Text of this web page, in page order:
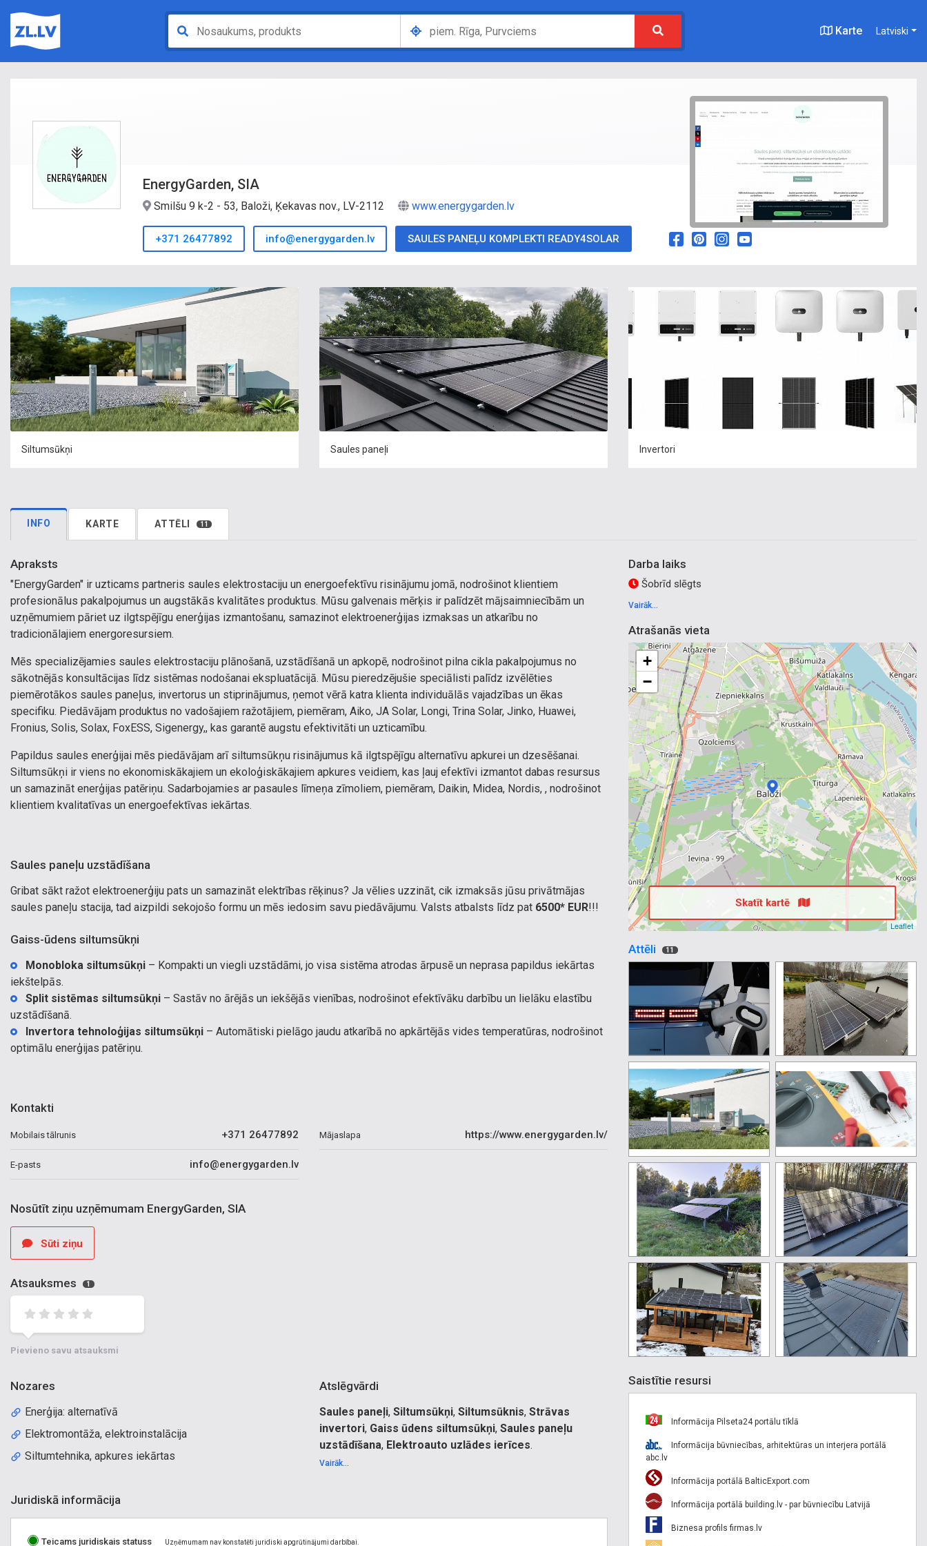
Karte Latviski
EnergyGarden, SIA
Smilšu 9 k-2 - 53, Baloži, Ķekavas nov., LV-2112 www.energygarden.lv
+371 26477892 info@energygarden.lv SAULES PANEĻU KOMPLEKTI READY4SOLAR
Siltumsūkņi Saules paneļi Invertori
INFO KARTE ATTĒLI 11
Apraksts
"EnergyGarden" ir uzticams partneris saules elektrostaciju un energoefektīvu risinājumu jomā, nodrošinot klientiem
profesionālus pakalpojumus un augstākās kvalitātes produktus. Mūsu galvenais mērķis ir palīdzēt mājsaimniecībām un
uzņēmumiem pāriet uz ilgtspējīgu enerģijas izmantošanu, samazinot elektroenerģijas izmaksas un atkarību no
tradicionālajiem energoresursiem.
Mēs specializējamies saules elektrostaciju plānošanā, uzstādīšanā un apkopē, nodrošinot pilna cikla pakalpojumus no
sākotnējās konsultācijas līdz sistēmas nodošanai ekspluatācijā. Mūsu pieredzējušie speciālisti palīdz izvēlēties
piemērotākos saules paneļus, invertorus un stiprinājumus, ņemot vērā katra klienta individuālās vajadzības un ēkas
specifiku. Piedāvājam produktus no vadošajiem ražotājiem, piemēram, Aiko, JA Solar, Longi, Trina Solar, Jinko, Huawei,
Fronius, Solis, Solax, FoxESS, Sigenergy,, kas garantē augstu efektivitāti un uzticamību.
Papildus saules enerģijai mēs piedāvājam arī siltumsūkņu risinājumus kā ilgtspējīgu alternatīvu apkurei un dzesēšanai.
Siltumsūkņi ir viens no ekonomiskākajiem un ekoloģiskākajiem apkures veidiem, kas ļauj efektīvi izmantot dabas resursus
un samazināt enerģijas patēriņu. Sadarbojamies ar pasaules līmeņa zīmoliem, piemēram, Daikin, Midea, Nordis, , nodrošinot
klientiem kvalitatīvas un energoefektīvas iekārtas.
Saules paneļu uzstādīšana
Gribat sākt ražot elektroenerģiju pats un samazināt elektrības rēķinus? Ja vēlies uzzināt, cik izmaksās jūsu privātmājas
saules paneļu stacija, tad aizpildi sekojošo formu un mēs iedosim savu piedāvājumu. Valsts atbalsts līdz pat 6500* EUR!!!
Gaiss-ūdens siltumsūkņi
Monobloka siltumsūkņi – Kompakti un viegli uzstādāmi, jo visa sistēma atrodas ārpusē un neprasa papildus iekārtas
iekštelpās.
Split sistēmas siltumsūkņi – Sastāv no ārējās un iekšējās vienības, nodrošinot efektīvāku darbību un lielāku elastību
uzstādīšanā.
Invertora tehnoloģijas siltumsūkņi – Automātiski pielāgo jaudu atkarībā no apkārtējās vides temperatūras, nodrošinot
optimālu enerģijas patēriņu.
Kontakti
Mobilais tālrunis +371 26477892
E-pasts info@energygarden.lv
Mājaslapa https://www.energygarden.lv/
Nosūtīt ziņu uzņēmumam EnergyGarden, SIA
Sūti ziņu
Atsauksmes 1
Pievieno savu atsauksmi
Nozares
Enerģija: alternatīvā
Elektromontāža, elektroinstalācija
Siltumtehnika, apkures iekārtas
Atslēgvārdi
Saules paneļi, Siltumsūkņi, Siltumsūknis, Strāvas
invertori, Gaiss ūdens siltumsūkņi, Saules paneļu
uzstādīšana, Elektroauto uzlādes ierīces.
Siltumsūkņu tirdzniecība, siltumsūkņi, sultumsūkņu
Vairāk...
Juridiskā informācija
Teicams juridiskais statuss Uzņēmumam nav konstatēti juridiski apgrūtinājumi darbībai.
Darba laiks
Šobrīd slēgts
Vairāk...
Atrašanās vieta
+
−
Leaflet
Skatīt kartē
Attēli 11
Saistītie resursi
Informācija Pilseta24 portālu tīklā
Informācija būvniecības, arhitektūras un interjera portālā
abc.lv
Informācija portālā BalticExport.com
Informācija portālā building.lv - par būvniecību Latvijā
Biznesa profils firmas.lv